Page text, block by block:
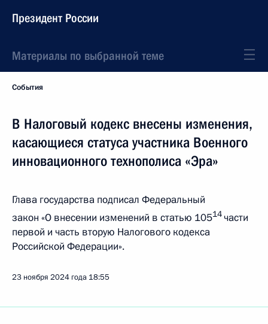
Президент России
Материалы по выбранной теме
События
В Налоговый кодекс внесены изменения,
касающиеся статуса участника Военного
инновационного технополиса «Эра»
Глава государства подписал Федеральный
закон «О внесении изменений в статью 10514 части
первой и часть вторую Налогового кодекса
Российской Федерации».
23 ноября 2024 года 18:55